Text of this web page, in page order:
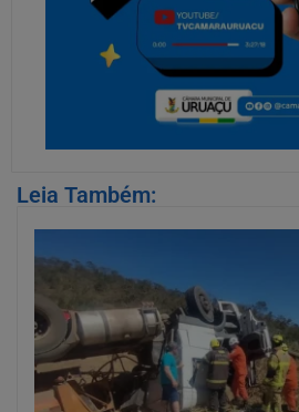
Leia Também: